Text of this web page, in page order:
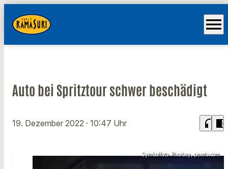
menu
Auto bei Spritztour schwer beschädigt
19. Dezember 2022 · 10:47 Uhr headphones chrome_reader_mode
Symbolfoto: Pixabay, pexels.com